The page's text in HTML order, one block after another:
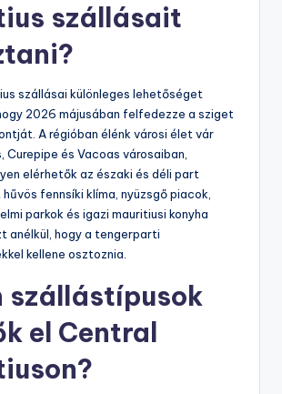
szállásait
szállásai különleges lehetőséget
2026 májusában felfedezze a sziget
A régióban élénk városi élet vár
Curepipe és Vacoas városaiban,
elérhetők az északi és déli part
fennsíki klíma, nyüzsgő piacok,
parkok és igazi mauritiusi konyha
anélkül, hogy a tengerparti
kellene osztoznia.
szállástípusok
el Central